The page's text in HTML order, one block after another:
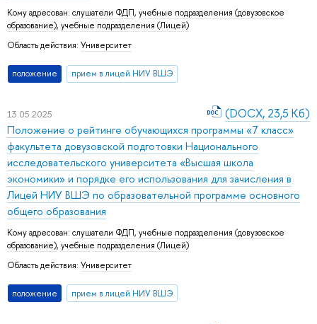
Кому адресован: слушатели ФДП, учебные подразделения (довузовское
образование), учебные подразделения (Лицей)
Область действия: Университет
положение прием в лицей НИУ ВШЭ
13.05.2025
Положение о рейтинге обучающихся программы «7 класс»
факультета довузовской подготовки Национального
исследовательского университета «Высшая школа
экономики» и порядке его использования для зачисления в
Лицей НИУ ВШЭ по образовательной программе основного
общего образования
Кому адресован: слушатели ФДП, учебные подразделения (довузовское
образование), учебные подразделения (Лицей)
Область действия: Университет
положение прием в лицей НИУ ВШЭ
(DOCX, 23,5 Кб)